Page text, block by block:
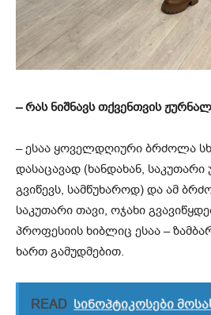
–რას ნიშნავს თქვენთვის
– ესაა ყოველდღიური ბრძოლა
დასაცავად (ხანდახან,
გვიწევს, სამწუხაროდ) და ამ
საკუთარი თავი, ოჯახი
პროფესიის ხიბლიც ესაა –
ხართ გამუდმებით.
READ სინოპტიკოსები